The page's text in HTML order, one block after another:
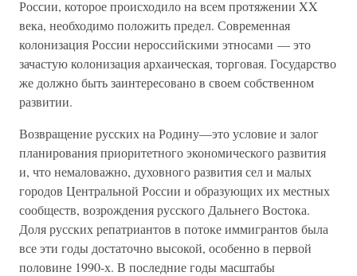
России, которое происходило на всем протяжении XX
века, необходимо положить предел. Современная
колонизация России нероссийскими этносами — это
зачастую колонизация архаическая, торговая. Государство
же должно быть заинтересовано в своем собственном
развитии.
Возвращение русских на Родину—это условие и залог
планирования приоритетного экономического развития
и, что немаловажно, духовного развития сел и малых
городов Центральной России и образующих их местных
сообществ, возрождения русского Дальнего Востока.
Доля русских репатриантов в потоке иммигрантов была
все эти годы достаточно высокой, особенно в первой
половине 1990-х. В последние годы масштабы